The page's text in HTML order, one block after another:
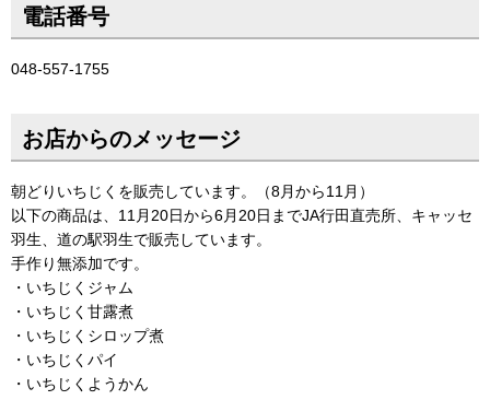
電話番号
048-557-1755
お店からのメッセージ
朝どりいちじくを販売しています。（8月から11月）
以下の商品は、11月20日から6月20日までJA行田直売所、キャッセ
羽生、道の駅羽生で販売しています。
手作り無添加です。
・いちじくジャム
・いちじく甘露煮
・いちじくシロップ煮
・いちじくパイ
・いちじくようかん